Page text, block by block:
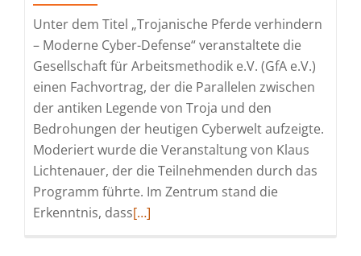
Unter dem Titel „Trojanische Pferde verhindern
– Moderne Cyber-Defense“ veranstaltete die
Gesellschaft für Arbeitsmethodik e.V. (GfA e.V.)
einen Fachvortrag, der die Parallelen zwischen
der antiken Legende von Troja und den
Bedrohungen der heutigen Cyberwelt aufzeigte.
Moderiert wurde die Veranstaltung von Klaus
Lichtenauer, der die Teilnehmenden durch das
Programm führte. Im Zentrum stand die
Erkenntnis, dassRead
[…]